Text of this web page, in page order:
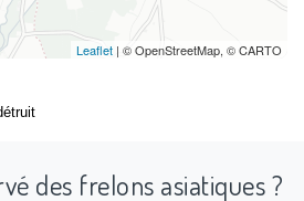
Leaflet | © OpenStreetMap, © CARTO
des frelons asiatiques ?